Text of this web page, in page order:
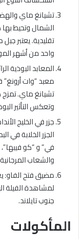
تشيانغ ماي
الشمال وتحيط
تقليدية. يعتبر
واحد من أشهر
المعابد البوذية
معبد “وات
تشيانغ ماي. تمزج
وتعكس التأثير
جزر في الخليج
الجزر الخلابة في
في” و “كو فيبها”،
والشعاب
مضيق فتح الفاو:
لمشاهدة
جنوب تايلاند.
المأكولات